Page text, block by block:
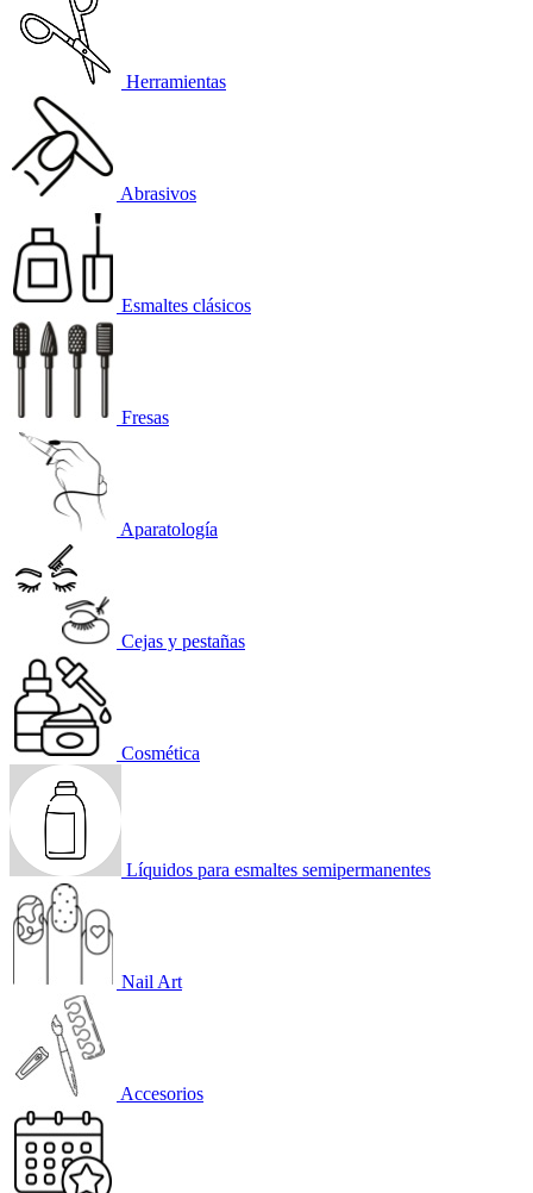
Herramientas
Abrasivos
Esmaltes clásicos
Fresas
Aparatología
Cejas y pestañas
Cosmética
Líquidos para esmaltes semipermanentes
Nail Art
Accesorios